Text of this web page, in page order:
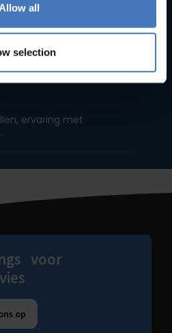
Allow all
selection
ervaring met
voor
op